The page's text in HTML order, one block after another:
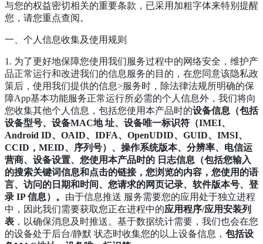
与您的权益密切相关的重要条款，已采用加粗字体来特别提醒
您，请您重点查阅。
一、个人信息收集及使用规则
1. 为了更好地保障您使用我们服务过程中的网络安全，维护产
品正常运行和改进我们的信息服务的目的，在您同意该隐私政
策后，使用我们提供的信息>服务时，除法律法规所明确的保
障App基本功能服务正常运行所必需的个人信息外，我们将向
您收集其他个人信息，包括您使用本产品时的设备信息（包括
设备型号、设备MAC地 址、设备唯一标识符（IMEI、
Android ID、OAID、IDFA、OpenUDID、GUID、IMSI、
CCID，MEID、序列号）、操作系统版本、分辨率、电信运
营商、设备设置、您使用本产品时的 日志信息（包括您输入
的搜索关键词信息和点击的链接，您浏览的内容，您使用的语
言、访问的日期和时间、您请求的网页记录、软件版本号、登
录 IP 信息）。 由于信息推送 服务需要您的应用处于独立进程
中，因此我们需要获取您正在进程中的应用程序/应用安装列
表 ，以确保消息及时推送。基于数据统计需要，我们也会在您
的设备处于后台/静默 状态时收集您的以上设备信息， 包括设